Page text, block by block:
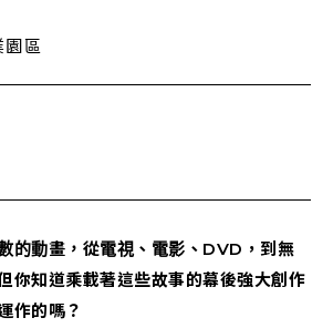
區
的動畫，從電視、電影、DVD，到無
知道乘載著這些故事的幕後強大創作
作的嗎？